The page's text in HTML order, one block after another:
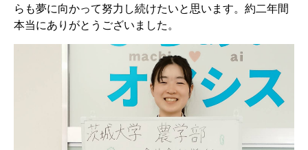
らも夢に向かって努力し続けたいと思います。約二年間
本当にありがとうございました。